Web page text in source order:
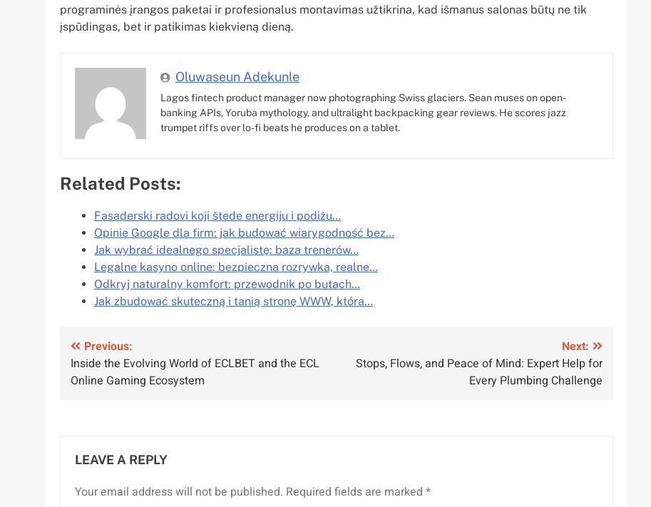
programinės įrangos paketai ir profesionalus montavimas užtikrina, kad išmanus salonas būtų ne tik
įspūdingas, bet ir patikimas kiekvieną dieną.
Oluwaseun Adekunle
Lagos fintech product manager now photographing Swiss glaciers. Sean muses on open-
banking APIs, Yoruba mythology, and ultralight backpacking gear reviews. He scores jazz
trumpet riffs over lo-fi beats he produces on a tablet.
Related Posts:
Fasaderski radovi koji štede energiju i podižu…
Opinie Google dla firm: jak budować wiarygodność bez…
Jak wybrać idealnego specjalistę: baza trenerów…
Legalne kasyno online: bezpieczna rozrywka, realne…
Odkryj naturalny komfort: przewodnik po butach…
Jak zbudować skuteczną i tanią stronę WWW, która…
Post
navigation
Previous:
Inside the Evolving World of ECLBET and the ECL
Online Gaming Ecosystem
Next:
Stops, Flows, and Peace of Mind: Expert Help for
Every Plumbing Challenge
LEAVE A REPLY
Your email address will not be published. Required fields are marked *